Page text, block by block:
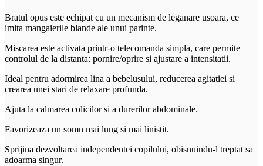
Bratul opus este echipat cu un mecanism de leganare usoara, ce
imita mangaierile blande ale unui parinte.
Miscarea este activata printr-o telecomanda simpla, care permite
controlul de la distanta: pornire/oprire si ajustare a intensitatii.
Ideal pentru adormirea lina a bebelusului, reducerea agitatiei si
crearea unei stari de relaxare profunda.
Ajuta la calmarea colicilor si a durerilor abdominale.
Favorizeaza un somn mai lung si mai linistit.
Sprijina dezvoltarea independentei copilului, obisnuindu-l treptat sa
adoarma singur.